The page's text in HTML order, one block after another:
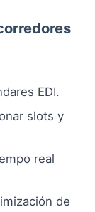
EDI.
slots y
real
de